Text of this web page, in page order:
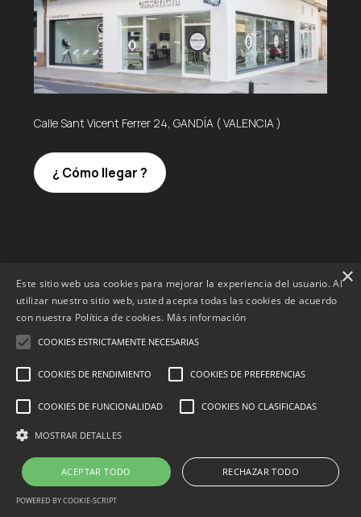
Calle Sant Vicent Ferrer 24, GANDÍA ( VALENCIA )
¿ Cómo llegar ?
© Essencia inmobiliaria
Política de privacidad
¿Necesitas ayuda?
×
Este sitio web usa cookies para mejorar la experiencia del usuario. Al
utilizar nuestro sitio web, usted acepta todas las cookies de acuerdo
con nuestra Política de cookies. Más información
COOKIES ESTRICTAMENTE NECESARIAS
COOKIES DE RENDIMIENTO COOKIES DE PREFERENCIAS
COOKIES DE FUNCIONALIDAD COOKIES NO CLASIFICADAS
MOSTRAR DETALLES
ACEPTAR TODO RECHAZAR TODO
POWERED BY COOKIE-SCRIPT